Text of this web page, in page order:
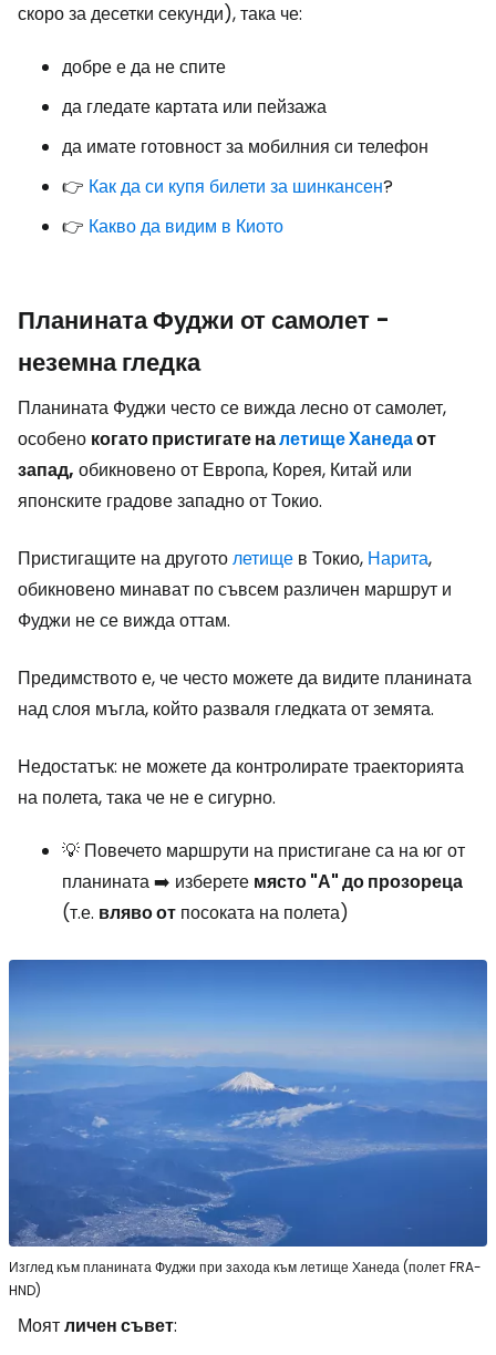
скоро за десетки секунди), така че:
добре е да не спите
да гледате картата или пейзажа
да имате готовност за мобилния си телефон
👉 Как да си купя билети за шинкансен?
👉 Какво да видим в Киото
Планината Фуджи от самолет -
неземна гледка
Планината Фуджи често се вижда лесно от самолет,
особено когато пристигате налетище Ханедаот
запад, обикновено от Европа, Корея, Китай или
японските градове западно от Токио.
Пристигащите на друготолетище в Токио, Нарита,
обикновено минават по съвсем различен маршрут и
Фуджи не се вижда оттам.
Предимството е, че често можете да видите планината
над слоя мъгла, който разваля гледката от земята.
Недостатък: не можете да контролирате траекторията
на полета, така че не е сигурно.
💡 Повечето маршрути на пристигане са на юг от
планината ➡️ изберете място "А" до прозореца
(т.е. вляво от посоката на полета)
Изглед към планината Фуджи при захода към летище Ханеда (полет FRA-
HND)
Моятличен съвет: